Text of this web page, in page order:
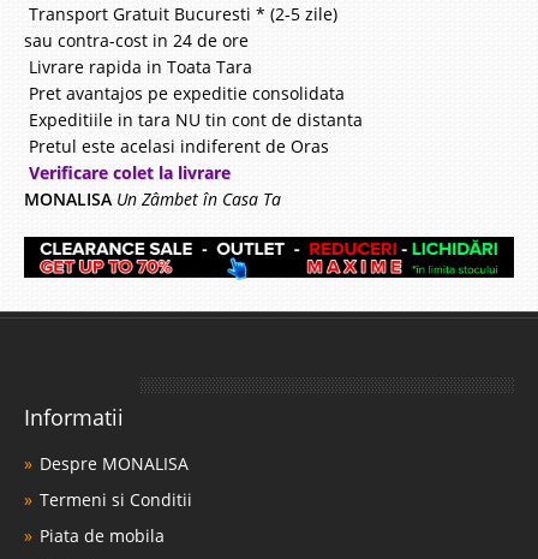
Transport Gratuit Bucuresti * (2-5 zile)
sau contra-cost in 24 de ore
Livrare rapida in Toata Tara
Pret avantajos pe expeditie consolidata
Expeditiile in tara NU tin cont de distanta
Pretul este acelasi indiferent de Oras
Verificare colet la livrare
MONALISA Un Zâmbet în Casa Ta
Informatii
Despre MONALISA
Termeni si Conditii
Piata de mobila